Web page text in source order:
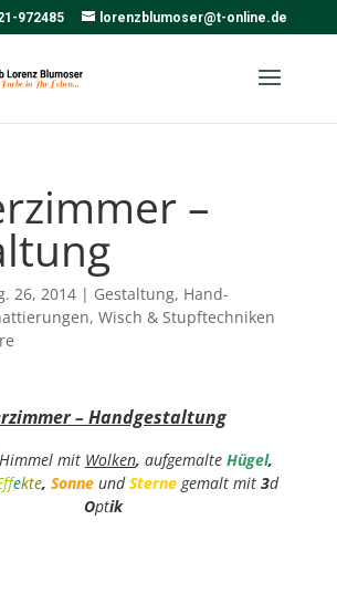
972485 lorenzblumoser@t-online.de
–
26, 2014| Gestaltung, Hand-
, Wisch & Stupftechniken
– Handgestaltung
Himmel mit Wolken, aufgemalte Hügel,
fekte, Sonne und Sterne gemalt mit3d
Optik